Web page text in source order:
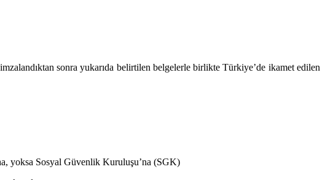
sonra yukarıda belirtilen belgelerle birlikte Türkiye’de ikamet edilen
yoksa Sosyal Güvenlik Kuruluşu’na (SGK)